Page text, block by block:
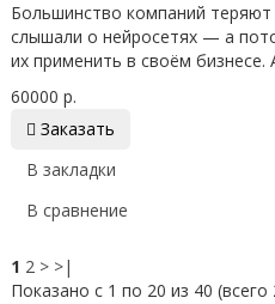
Большинство компаний
слышали о нейросетях — а
их применить в своём бизнесе.
60000 р.
 Заказать
В закладки
В сравнение
1 2 > >|
Показано с 1 по 20 из 40 (всего